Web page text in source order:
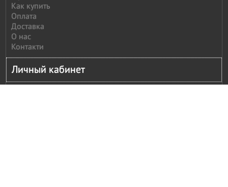
Как купить
Оплата
Доставка
О нас
Контакти
Личный кабинет